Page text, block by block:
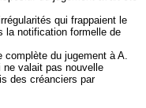
qui frappaient le
la notification formelle de
complète du jugement à A.
ne valait pas nouvelle
des créanciers par